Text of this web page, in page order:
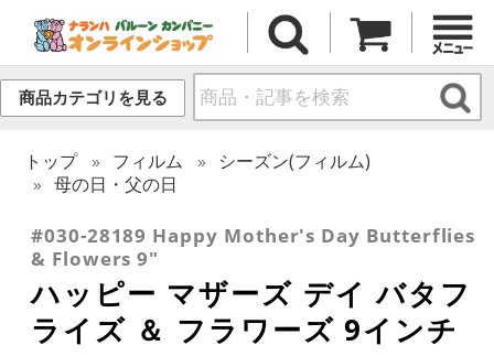
商品カテゴリを見る
トップ フィルム
シーズン(フィルム)
母の日・父の日
#030-28189 Happy Mother's Day Butterflies
& Flowers 9"
ハッピー マザーズ デイ バタフ
ライズ ＆ フラワーズ 9インチ